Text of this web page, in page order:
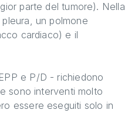
parte del tumore). Nella
un polmone
cardiaco) e il
e P/D - richiedono
sono interventi molto
essere eseguiti solo in